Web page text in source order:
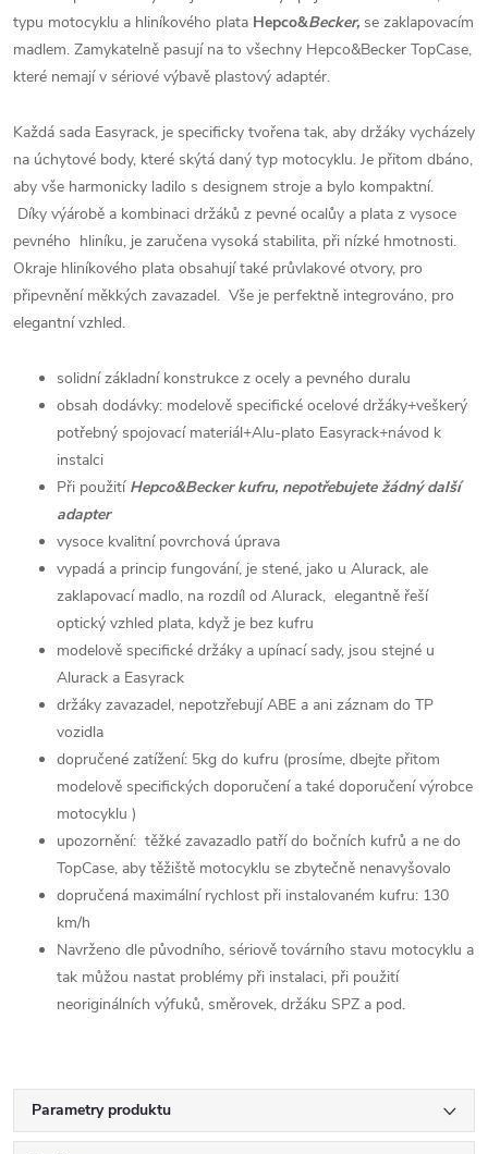
typu motocyklu a hliníkového plata Hepco&Becker, se zaklapovacím
madlem. Zamykatelně pasují na to všechny Hepco&Becker TopCase,
které nemají v sériové výbavě plastový adaptér.
Každá sada Easyrack, je specificky tvořena tak, aby držáky vycházely
na úchytové body, které skýtá daný typ motocyklu. Je přitom dbáno,
aby vše harmonicky ladilo s designem stroje a bylo kompaktní.
Díky výárobě a kombinaci držáků z pevné ocalůy a plata z vysoce
pevného hliníku, je zaručena vysoká stabilita, při nízké hmotnosti.
Okraje hliníkového plata obsahují také průvlakové otvory, pro
připevnění měkkých zavazadel. Vše je perfektně integrováno, pro
elegantní vzhled.
solidní základní konstrukce z ocely a pevného duralu
obsah dodávky: modelově specifické ocelové držáky+veškerý
potřebný spojovací materiál+Alu-plato Easyrack+návod k
instalci
Při použití Hepco&Becker kufru, nepotřebujete žádný další
adapter
vysoce kvalitní povrchová úprava
vypadá a princip fungování, je stené, jako u Alurack, ale
zaklapovací madlo, na rozdíl od Alurack, elegantně řeší
optický vzhled plata, když je bez kufru
modelově specifické držáky a upínací sady, jsou stejné u
Alurack a Easyrack
držáky zavazadel, nepotzřebují ABE a ani záznam do TP
vozidla
dopručené zatížení: 5kg do kufru (prosíme, dbejte přitom
modelově specifických doporučení a také doporučení výrobce
motocyklu )
upozornění: těžké zavazadlo patří do bočních kufrů a ne do
TopCase, aby těžiště motocyklu se zbytečně nenavyšovalo
dopručená maximální rychlost při instalovaném kufru: 130
km/h
Navrženo dle původního, sériově továrního stavu motocyklu a
tak můžou nastat problémy při instalaci, při použití
neoriginálních výfuků, směrovek, držáku SPZ a pod.
Parametry produktu